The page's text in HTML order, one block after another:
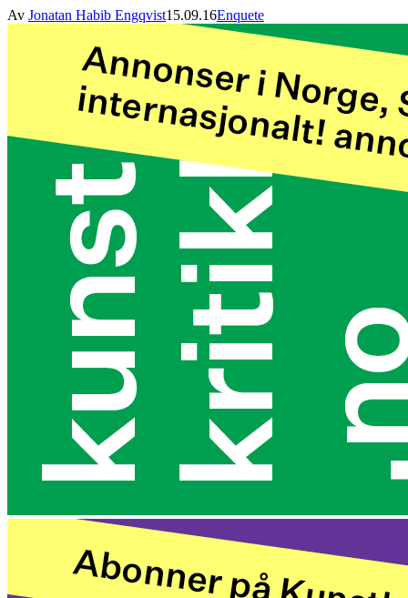
Av Jonatan Habib Engqvist15.09.16Enquete